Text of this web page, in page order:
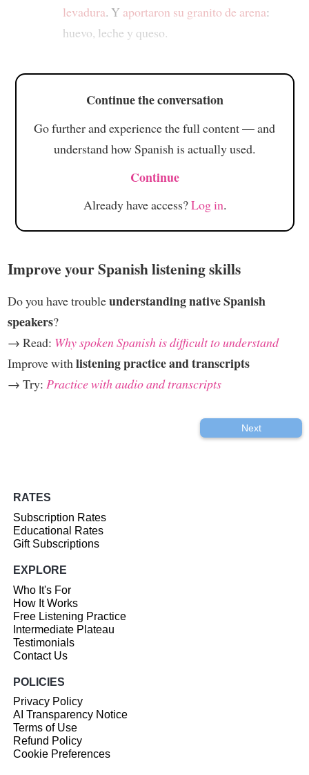
levadura. Y aportaron su granito de arena:
huevo, leche y queso.
Continue the conversation
Go further and experience the full content — and
understand how Spanish is actually used.
Continue
Already have access?Log in.
Improve your Spanish listening skills
Do you have troubleunderstanding native Spanish
speakers?
→ Read: Why spoken Spanish is difficult to understand
Improve with listening practice and transcripts
→ Try: Practice with audio and transcripts
Next
RATES
Subscription Rates
Educational Rates
Gift Subscriptions
EXPLORE
Who It's For
How It Works
Free Listening Practice
Intermediate Plateau
Testimonials
Contact Us
POLICIES
Privacy Policy
AI Transparency Notice
Terms of Use
Refund Policy
Cookie Preferences